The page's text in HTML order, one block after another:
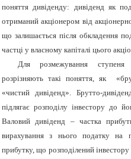
поняття дивіденду: дивіденд як
отриманий акціонером від
що залишається після обкладення
частці у власному капіталі цього
Для розмежування ступеня
розрізняють такі поняття, як
«чистий дивіденд». Брутто-
підлягає розподілу інвестору до
Валовий дивіденд – частка
вирахування з нього податку на
прибутку, що розподілений